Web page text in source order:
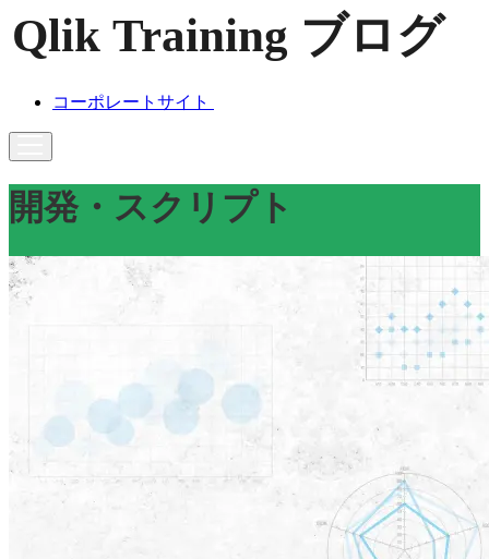
コーポレートサイト
開発・スクリプト